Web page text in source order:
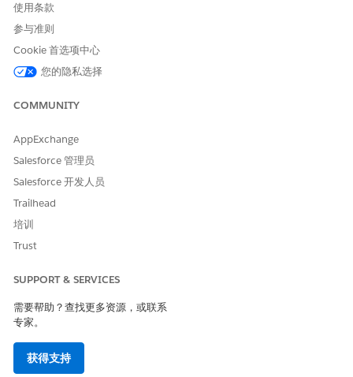
使用条款
参与准则
Cookie 首选项中心
您的隐私选择
COMMUNITY
AppExchange
Salesforce 管理员
Salesforce 开发人员
Trailhead
培训
Trust
SUPPORT & SERVICES
需要帮助？查找更多资源，或联系
专家。
获得支持